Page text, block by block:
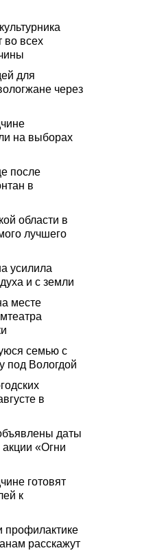
во всех
для
через
на выборах
после
в
области в
лучшего
усилила
и с земли
месте
семью с
под Вологдой
в
даты
акции «Огни
готовят
к
профилактике
расскажут